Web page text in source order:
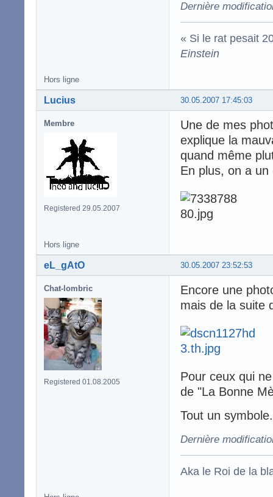
Dernière
« Si le rat pesait
Einstein
Hors ligne
30.05.2007 17:45:03
Lucius
Membre
Registered 29.05.2007
Une de mes
explique la
quand même
En plus, on a
Hors ligne
30.05.2007 23:52:53
eL_gAtO
Chat-lombric
Registered 01.08.2005
Encore une
mais de la suite
Pour ceux qui
de "La Bonne
Tout un symbole.
Dernière
Aka le Roi de la